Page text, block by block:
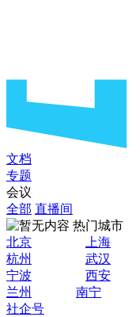
文档
专题
会议
全部 直播间
热门城市
北京
上海
杭州
武汉
宁波
西安
兰州
南宁
社企号